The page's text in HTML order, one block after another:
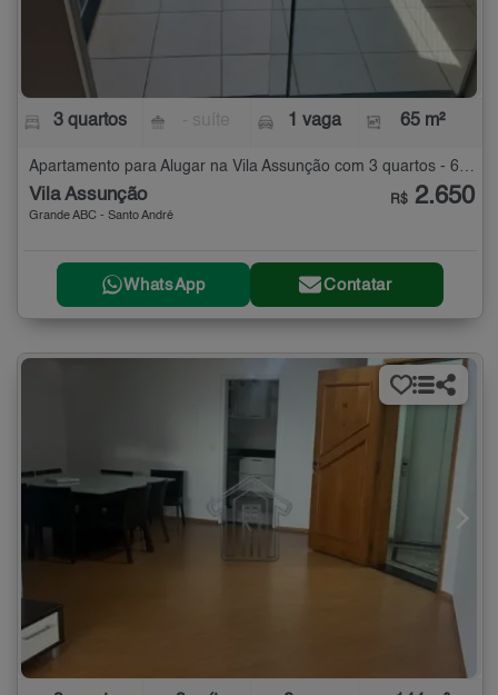
3 quartos 1 vaga 65 m²
Apartamento para Alugar na Vila Assunção com 3 quartos - 65 m²
Vila Assunção
Grande ABC - Santo André
R$ 2.650
WhatsApp Contatar